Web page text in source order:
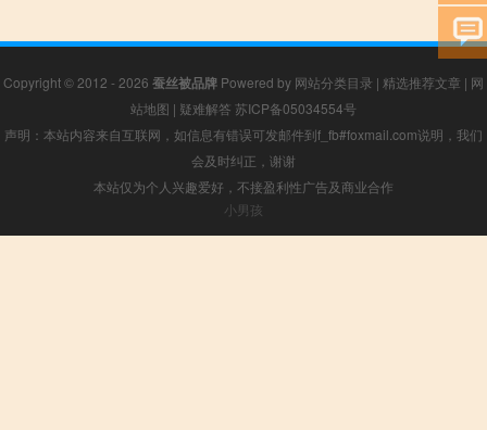
Copyright © 2012 - 2026 蚕丝被品牌 Powered by 网站分类目录 | 精选推荐文章 | 网
站地图 | 疑难解答 苏ICP备05034554号
声明：本站内容来自互联网，如信息有错误可发邮件到f_fb#foxmail.com说明，我们
会及时纠正，谢谢
本站仅为个人兴趣爱好，不接盈利性广告及商业合作
小男孩